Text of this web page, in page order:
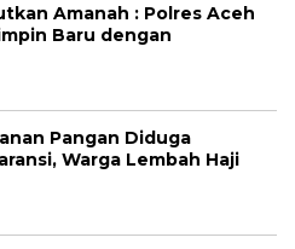
Amanah : Polres Aceh
Baru dengan
Pangan Diduga
Warga Lembah Haji